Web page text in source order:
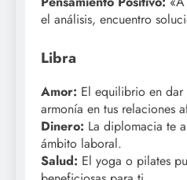
el análisis, encuentro
Libra
Amor: El equilibrio en
armonía en tus relaciones
Dinero: La diplomacia te
ámbito laboral.
Salud: El yoga o pilates